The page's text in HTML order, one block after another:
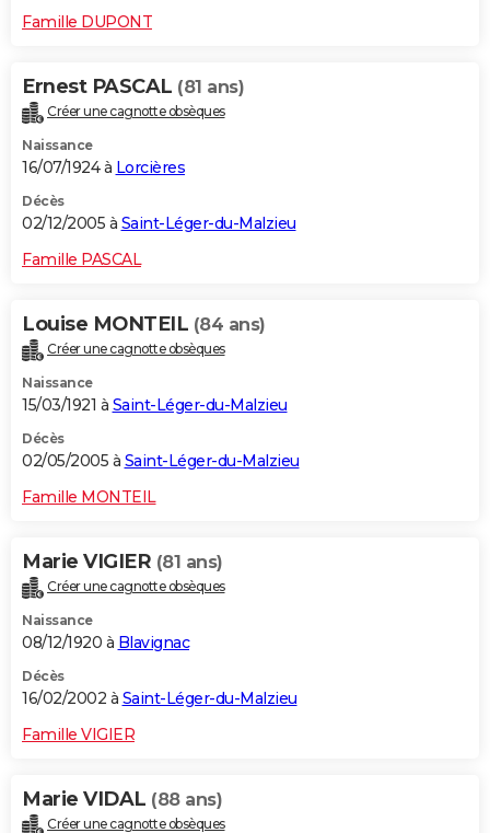
Famille DUPONT
Ernest PASCAL (81 ans)
Créer une cagnotte obsèques
Naissance
16/07/1924 à Lorcières
Décès
02/12/2005 à Saint-Léger-du-Malzieu
Famille PASCAL
Louise MONTEIL (84 ans)
Créer une cagnotte obsèques
Naissance
15/03/1921 à Saint-Léger-du-Malzieu
Décès
02/05/2005 à Saint-Léger-du-Malzieu
Famille MONTEIL
Marie VIGIER (81 ans)
Créer une cagnotte obsèques
Naissance
08/12/1920 à Blavignac
Décès
16/02/2002 à Saint-Léger-du-Malzieu
Famille VIGIER
Marie VIDAL (88 ans)
Créer une cagnotte obsèques